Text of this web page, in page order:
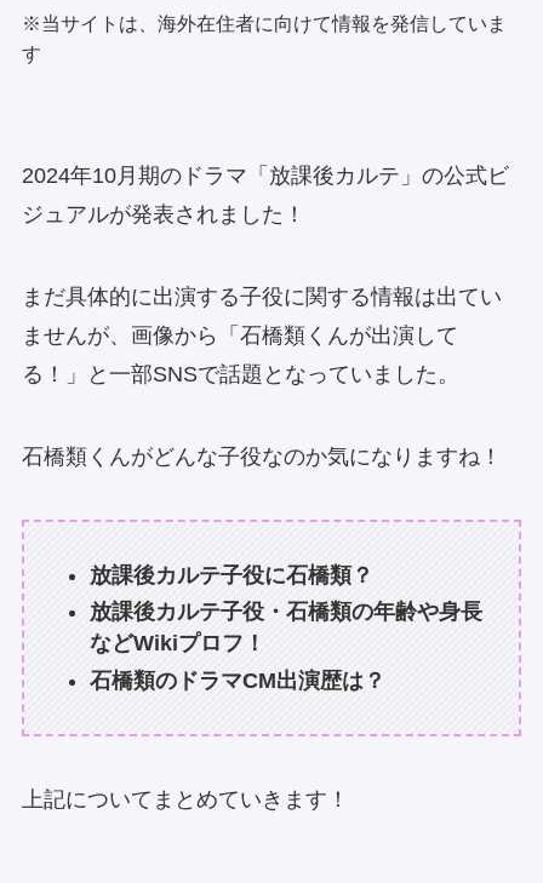
※当サイトは、海外在住者に向けて情報を発信していま
す
2024年10月期のドラマ「放課後カルテ」の公式ビ
ジュアルが発表されました！
まだ具体的に出演する子役に関する情報は出てい
ませんが、画像から「石橋類くんが出演して
る！」と一部SNSで話題となっていました。
石橋類くんがどんな子役なのか気になりますね！
放課後カルテ子役に石橋類？
放課後カルテ子役・石橋類の年齢や身長
などWikiプロフ！
石橋類のドラマCM出演歴は？
上記についてまとめていきます！